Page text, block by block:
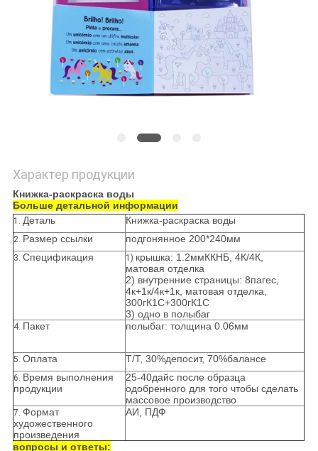
Характер продукции
Книжка-раскраска воды
Больше детальной информации
1. Деталь Книжка-раскраска воды
2. Размер ссылки подгонянное 200*240мм
3. Спецификация 1) крышка: 1.2ммККНБ, 4К/4К,
матовая отделка
2) внутренние страницы: 8пагес,
4к+1к/4к+1к, матовая отделка,
300гК1С+300гК1С
3) одно в полыбаг
4. Пакет полыбаг: толщина 0.06мм
5. Оплата Т/Т, 30%депосит, 70%балансе
6. Время выполнения
продукции
25-40дайс после образца
одобренного для того чтобы сделать
массовое производство
7. Формат
художественного
произведения
АИ, ПДФ
вопросы и ответы: